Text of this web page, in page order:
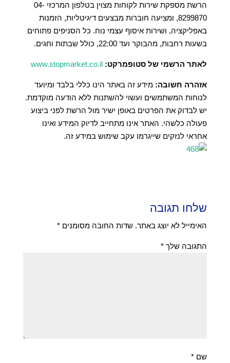
הרשת מספקת שירות לקוחות מצוין בטלפון המרכזי 04-
8299870, ומציעה חוברות מבצעים דיגיטליות, הזמנות
באפליקציה, ושירות איסוף עצמי נוח. כל הסניפים פתוחים
בשעות רחבות, מהבוקר ועד 22:00, כולל שבתות וחגים.
לאתר הרשמי של סטופמרקט: www.stopmarket.co.il
אזהרה חשובה: מידע זה באתר הינו כללי בלבד ומיועד
לנוחות המשתמשים ועשוי להשתנות ללא הודעה מוקדמת.
יש לבדוק את הפרטים באופן ישיר מול הרשת לפני ביצוע
פעולה כלשהי. האתר אינו מתחייב לדיוק המידע ואינו
אחראי לנזקים שייגרמו עקב שימוש במידע זה.
שלחו תגובה
האימייל לא יוצג באתר. שדות החובה מסומנים *
התגובה שלך *
שם *